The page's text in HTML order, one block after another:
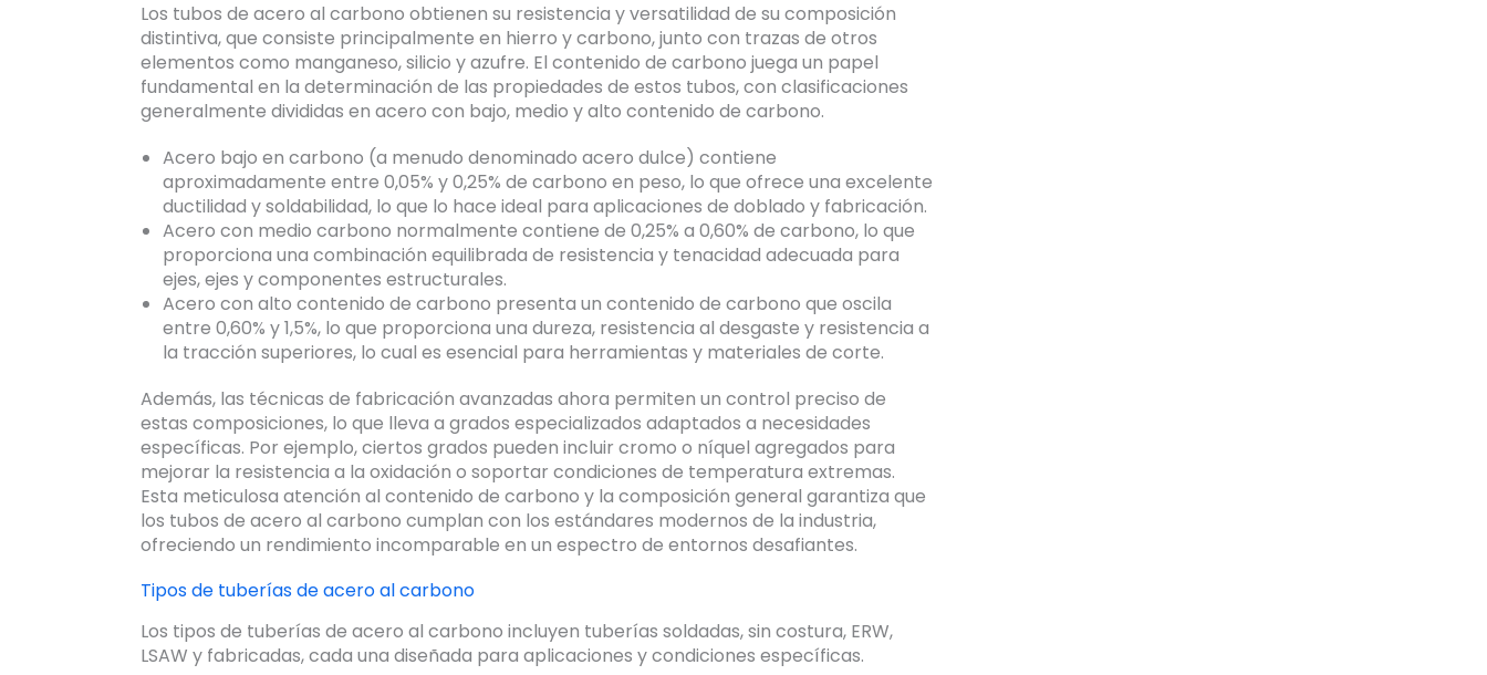
Los tubos de acero al carbono obtienen su resistencia y versatilidad de su composición
distintiva, que consiste principalmente en hierro y carbono, junto con trazas de otros
elementos como manganeso, silicio y azufre. El contenido de carbono juega un papel
fundamental en la determinación de las propiedades de estos tubos, con clasificaciones
generalmente divididas en acero con bajo, medio y alto contenido de carbono.
Acero bajo en carbono (a menudo denominado acero dulce) contiene
aproximadamente entre 0,05% y 0,25% de carbono en peso, lo que ofrece una excelente
ductilidad y soldabilidad, lo que lo hace ideal para aplicaciones de doblado y fabricación.
Acero con medio carbono normalmente contiene de 0,25% a 0,60% de carbono, lo que
proporciona una combinación equilibrada de resistencia y tenacidad adecuada para
ejes, ejes y componentes estructurales.
Acero con alto contenido de carbono presenta un contenido de carbono que oscila
entre 0,60% y 1,5%, lo que proporciona una dureza, resistencia al desgaste y resistencia a
la tracción superiores, lo cual es esencial para herramientas y materiales de corte.
Además, las técnicas de fabricación avanzadas ahora permiten un control preciso de
estas composiciones, lo que lleva a grados especializados adaptados a necesidades
específicas. Por ejemplo, ciertos grados pueden incluir cromo o níquel agregados para
mejorar la resistencia a la oxidación o soportar condiciones de temperatura extremas.
Esta meticulosa atención al contenido de carbono y la composición general garantiza que
los tubos de acero al carbono cumplan con los estándares modernos de la industria,
ofreciendo un rendimiento incomparable en un espectro de entornos desafiantes.
Tipos de tuberías de acero al carbono
Los tipos de tuberías de acero al carbono incluyen tuberías soldadas, sin costura, ERW,
LSAW y fabricadas, cada una diseñada para aplicaciones y condiciones específicas.